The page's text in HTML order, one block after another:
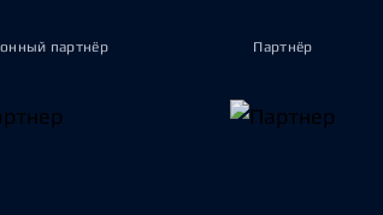
партнёр Партнёр